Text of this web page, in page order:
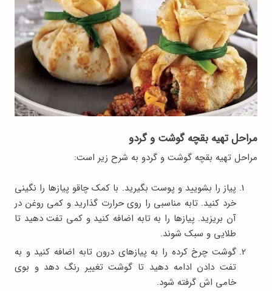
مراحل تهیه بقچه گوشت و گردو
مراحل تهیه بقچه گوشت و گردو به شرح زیر است:
پیاز را بشویید و پوست بگیرید. با کمک چاقو پیازها را نگینی
خرد کنید. تابه مناسبی را روی حرارت گذارید و کمی روغن در
آن بریزید. پیازها را به تابه اضافه کنید و کمی تفت دهید تا
طلایی و سبک شوند.
گوشت چرخ کرده را به پیازهای درون تابه اضافه کنید و به
تفت دادن ادامه دهید تا گوشت تغییر رنگ دهد و بوی
خامی اش گرفته شود.